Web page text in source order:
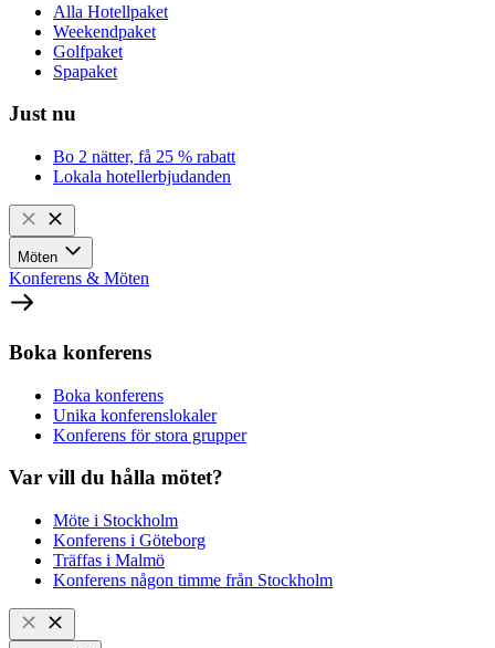
Alla Hotellpaket
Weekendpaket
Golfpaket
Spapaket
Just nu
Bo 2 nätter, få 25 % rabatt
Lokala hotellerbjudanden
Möten
Konferens & Möten
Boka konferens
Boka konferens
Unika konferenslokaler
Konferens för stora grupper
Var vill du hålla mötet?
Möte i Stockholm
Konferens i Göteborg
Träffas i Malmö
Konferens någon timme från Stockholm